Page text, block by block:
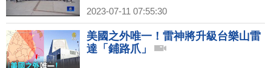
2023-07-11 07:55:30
美國之外唯一！雷神將升級台樂山雷
達「鋪路爪」